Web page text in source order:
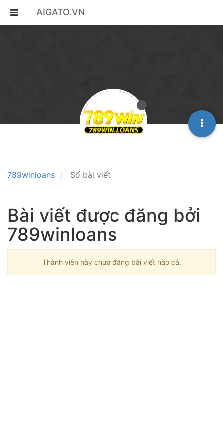
AIGATO.VN
789winloans Số bài viết
Bài viết được đăng bởi
789winloans
Thành viên này chưa đăng bài viết nào cả.